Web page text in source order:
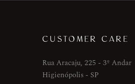
CUSTOMER CARE
Rua Aracaju, 225 - 3º Andar
Higienópolis - SP